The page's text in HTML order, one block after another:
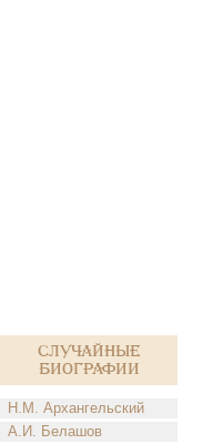
Случайные
биографии
Н.М. Архангельский
А.И. Белашов